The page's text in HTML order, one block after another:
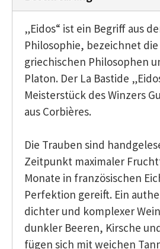
„Eidos“ ist ein Begriff aus
Philosophie, bezeichnet
griechischen Philosophen
Platon. Der La Bastide
Meisterstück des Winzers
aus Corbières.
Die Trauben sind
Zeitpunkt maximaler
Monate in französischen
Perfektion gereift. Ein
dichter und komplexer
dunkler Beeren, Kirsche
fügen sich mit weichen